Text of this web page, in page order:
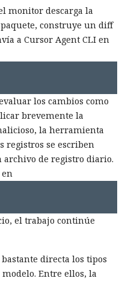
monitor descarga la
construye un diff
a Cursor Agent CLI en
los cambios como
brevemente la
la herramienta
registros se escriben
archivo de registro diario.
el trabajo continúe
directa los tipos
Entre ellos, la